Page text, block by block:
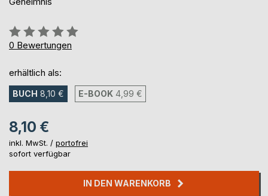
Bewertung::
0%
0 Bewertungen
erhältlich als:
BUCH 8,10 € E-BOOK 4,99 €
8,10 €
inkl. MwSt. / portofrei
sofort verfügbar
IN DEN WARENKORB